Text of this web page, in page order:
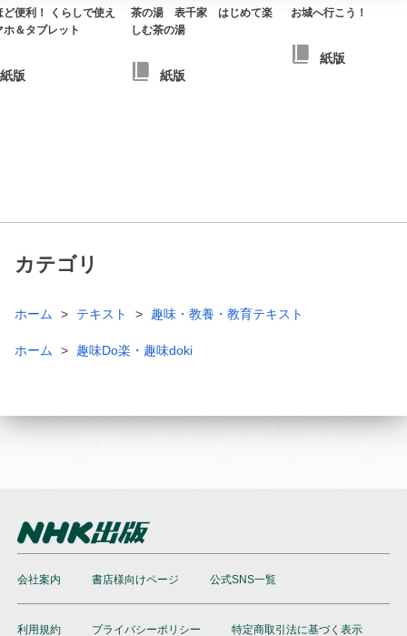
ど便利！ くらしで使え
ホ＆タブレット
紙版
茶の湯 表千家 はじめて楽
しむ茶の湯
紙版
お城へ行こう！
紙版
カテゴリ
ホーム テキスト 趣味・教養・教育テキスト
ホーム 趣味Do楽・趣味doki
会社案内 書店様向けページ 公式SNS一覧
利用規約 プライバシーポリシー 特定商取引法に基づく表示